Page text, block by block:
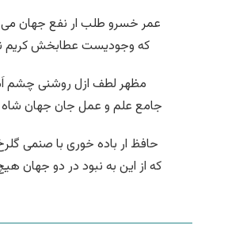
عمر خسرو طلب ار نفع جهان
که وجودیست عطابخش کریم
مظهر لطف ازل روشنی چشم
جامع علم و عمل جان جهان
حافظ ار باده خوری با صنمی
که از این به نبود در دو جهان